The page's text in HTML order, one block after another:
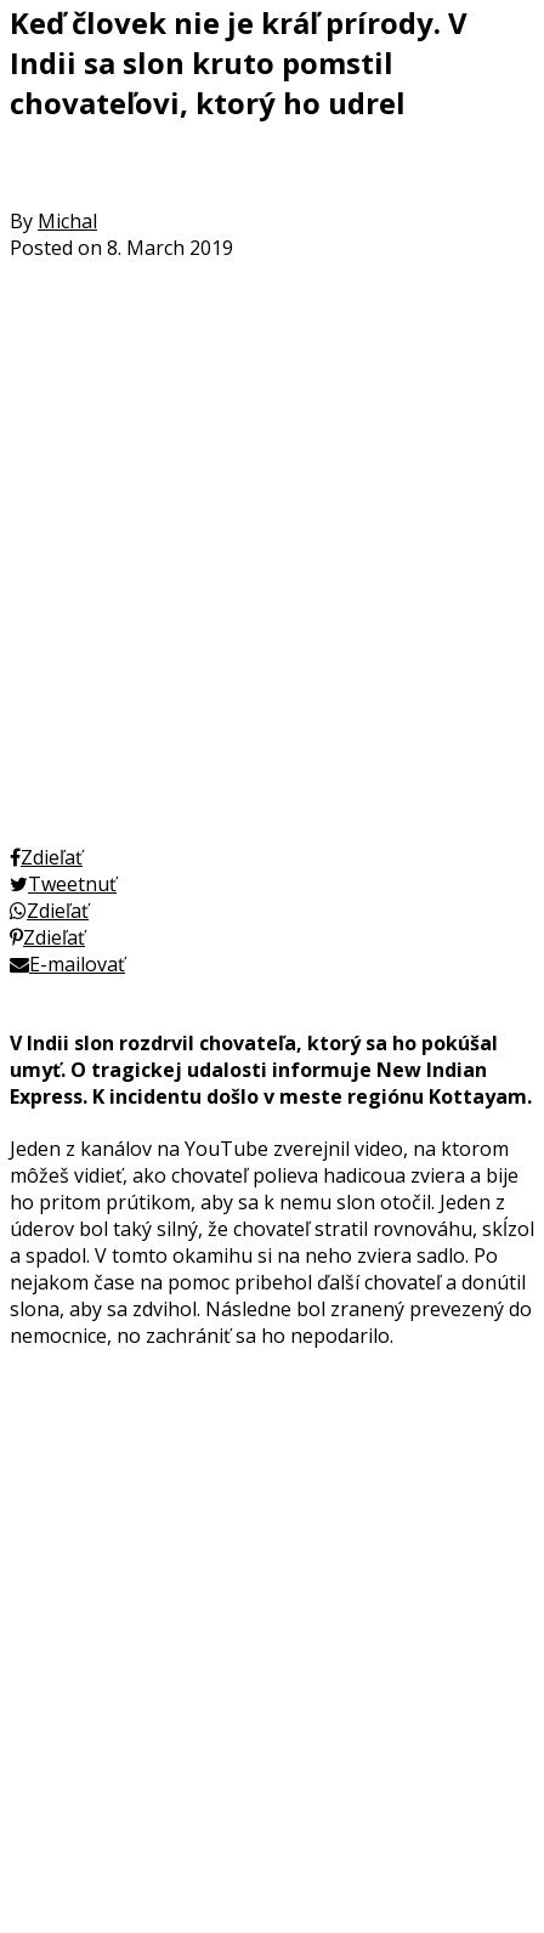
Keď človek nie je kráľ prírody. V
Indii sa slon kruto pomstil
chovateľovi, ktorý ho udrel
By Michal
Posted on 8. March 2019
Zdieľať
Tweetnuť
Zdieľať
Zdieľať
E-mailovať
V Indii slon rozdrvil chovateľa, ktorý sa ho pokúšal
umyť. O tragickej udalosti informuje New Indian
Express. K incidentu došlo v meste regiónu Kottayam.
Jeden z kanálov na YouTube zverejnil video, na ktorom
môžeš vidieť, ako chovateľ polieva hadicoua zviera a bije
ho pritom prútikom, aby sa k nemu slon otočil. Jeden z
úderov bol taký silný, že chovateľ stratil rovnováhu, skĺzol
a spadol. V tomto okamihu si na neho zviera sadlo. Po
nejakom čase na pomoc pribehol ďalší chovateľ a donútil
slona, aby sa zdvihol. Následne bol zranený prevezený do
nemocnice, no zachrániť sa ho nepodarilo.